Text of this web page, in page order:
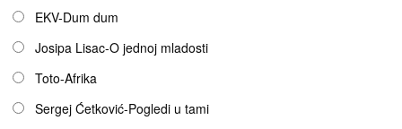
EKV-Dum dum
Josipa Lisac-O jednoj mladosti
Toto-Afrika
Sergej Ćetković-Pogledi u tami